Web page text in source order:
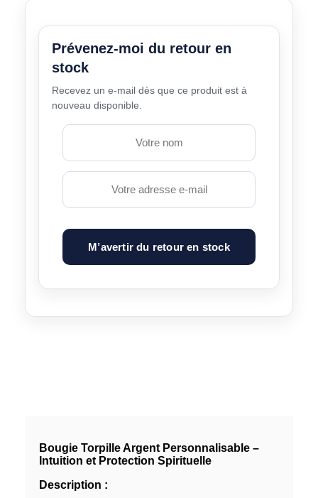
M’avertir du retour en stock
Bougie Torpille Argent Personnalisable –
Intuition et Protection Spirituelle
Description :